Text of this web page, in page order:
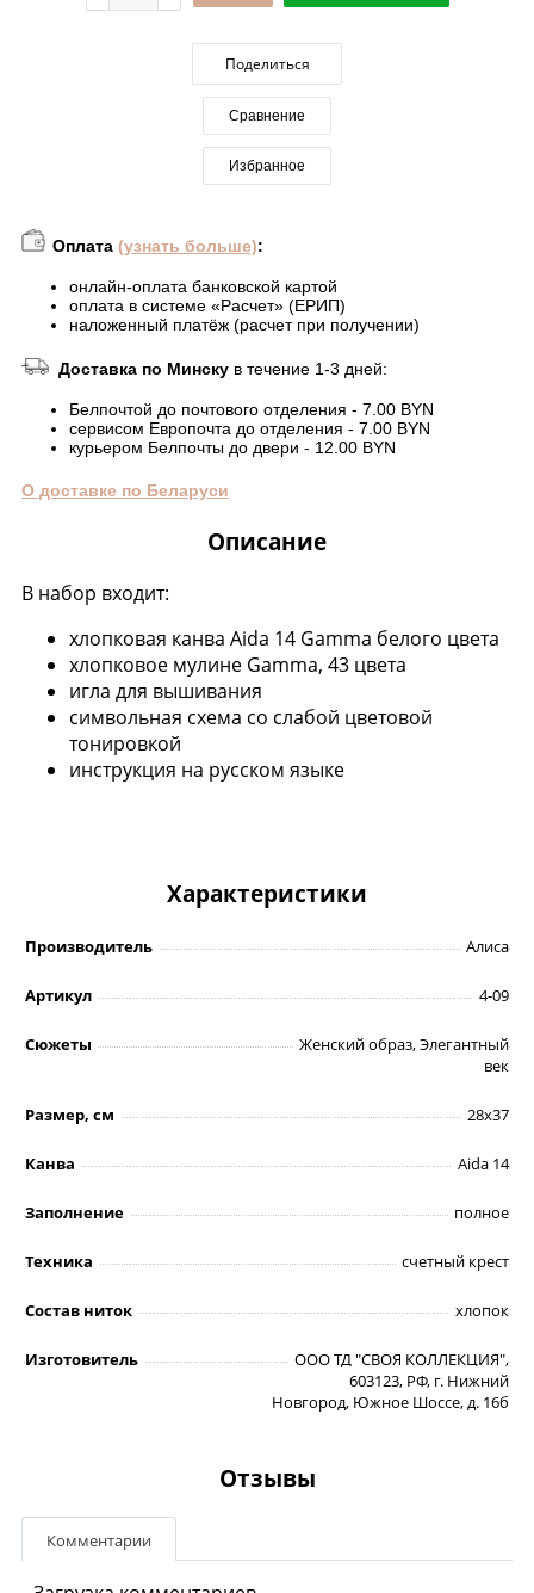
Поделиться
Сравнение
Избранное
Оплата (узнать больше):
онлайн-оплата банковской картой
оплата в системе «Расчет» (ЕРИП)
наложенный платёж (расчет при получении)
Доставка по Минску в течение 1-3 дней:
Белпочтой до почтового отделения - 7.00 BYN
сервисом Европочта до отделения - 7.00 BYN
курьером Белпочты до двери - 12.00 BYN
О доставке по Беларуси
Описание
В набор входит:
хлопковая канва Aida 14 Gamma белого цвета
хлопковое мулине Gamma, 43 цвета
игла для вышивания
символьная схема со слабой цветовой
тонировкой
инструкция на русском языке
Характеристики
Производитель Алиса
Артикул 4-09
Сюжеты
Женский образ, Элегантный
век
Размер, см 28х37
Канва Aida 14
Заполнение полное
Техника счетный крест
Состав ниток хлопок
Изготовитель
ООО ТД "СВОЯ КОЛЛЕКЦИЯ",
603123, РФ, г. Нижний
Новгород, Южное Шоссе, д. 16б
Отзывы
Комментарии